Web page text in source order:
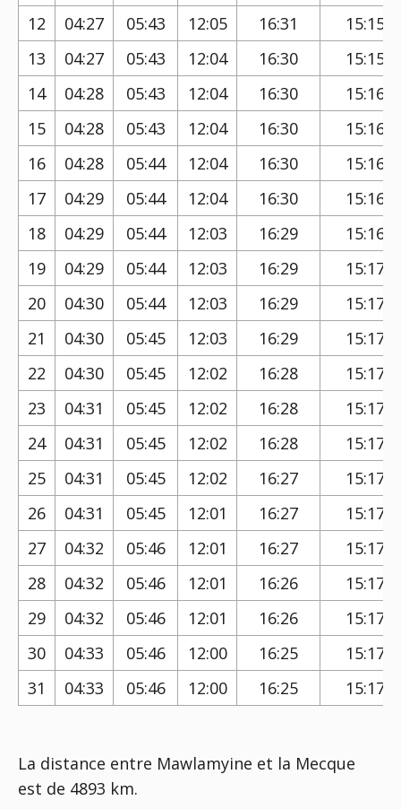
12
04:27 05:43 12:05 16:31
15:15
13
04:27 05:43 12:04 16:30
15:15
14
04:28 05:43 12:04 16:30
15:16
15
04:28 05:43 12:04 16:30
15:16
16
04:28 05:44 12:04 16:30
15:16
17
04:29 05:44 12:04 16:30
15:16
18
04:29 05:44 12:03 16:29
15:16
19
04:29 05:44 12:03 16:29
15:17
20
04:30 05:44 12:03 16:29
15:17
21
04:30 05:45 12:03 16:29
15:17
22
04:30 05:45 12:02 16:28
15:17
23
04:31 05:45 12:02 16:28
15:17
24
04:31 05:45 12:02 16:28
15:17
25
04:31 05:45 12:02 16:27
15:17
26
04:31 05:45 12:01 16:27
15:17
27
04:32 05:46 12:01 16:27
15:17
28
04:32 05:46 12:01 16:26
15:17
29
04:32 05:46 12:01 16:26
15:17
30
04:33 05:46 12:00 16:25
15:17
31
04:33 05:46 12:00 16:25 15:17
La distance entre Mawlamyine et la Mecque
est de 4893 km.